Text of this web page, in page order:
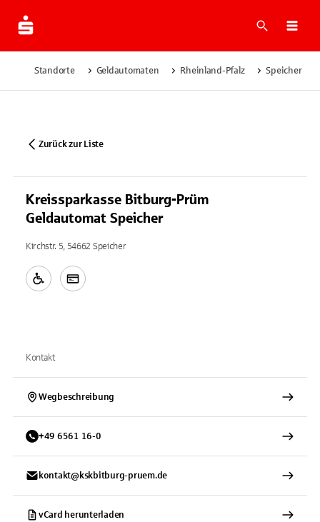
Suche
Standorte Geldautomaten Rheinland-Pfalz Speicher
Zurück zur Liste
Kreissparkasse Bitburg-Prüm
Geldautomat Speicher
Kirchstr. 5, 54662 Speicher
Kontakt
Wegbeschreibung
+49 6561 16-0
kontakt@kskbitburg-pruem.de
vCard herunterladen